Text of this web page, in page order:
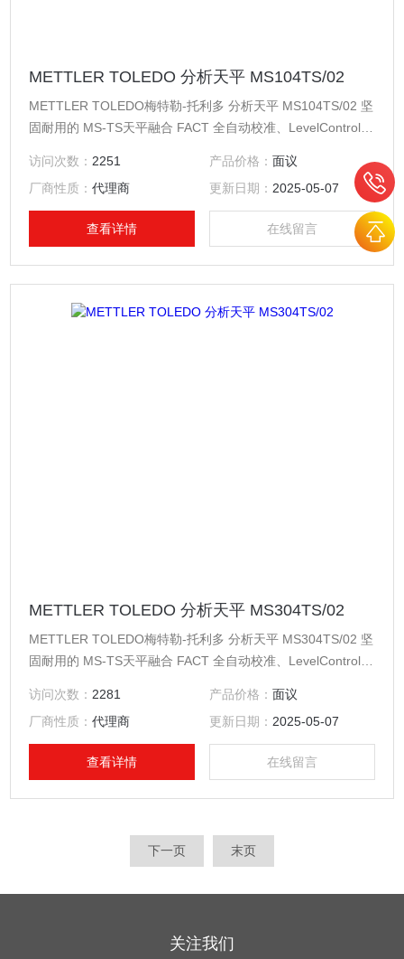
METTLER TOLEDO 分析天平 MS104TS/02
METTLER TOLEDO梅特勒-托利多 分析天平 MS104TS/02 坚
固耐用的 MS-TS天平融合 FACT 全自动校准、LevelControl
于使用。
访问次数： 2251 产品价格： 面议
厂商性质：代理商 更新日期： 2025-05-07
查看详情 在线留言
METTLER TOLEDO 分析天平 MS304TS/02
METTLER TOLEDO梅特勒-托利多 分析天平 MS304TS/02 坚
固耐用的 MS-TS天平融合 FACT 全自动校准、LevelControl
于使用。 内置功能简化天平的水平调节, LevelControl - 显示
屏显示调平指南。 连接这些设备可对简单数据进行处理 - USB
主机、USB 设备、RS232、蓝牙（选件
访问次数： 2281 产品价格： 面议
厂商性质：代理商 更新日期： 2025-05-07
查看详情 在线留言
下一页 末页
关注我们